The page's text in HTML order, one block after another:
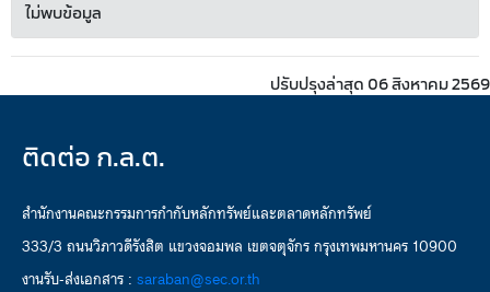
ไม่พบข้อมูล
ปรับปรุงล่าสุด 06 สิงหาคม 2569
ติดต่อ ก.ล.ต.
สำนักงานคณะกรรมการกำกับหลักทรัพย์และตลาดหลักทรัพย์
333/3 ถนนวิภาวดีรังสิต แขวงจอมพล เขตจตุจักร กรุงเทพมหานคร 10900
งานรับ-ส่งเอกสาร : saraban@sec.or.th